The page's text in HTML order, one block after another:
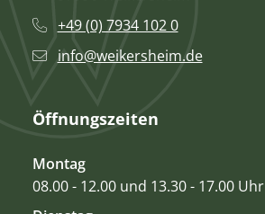
+49 (0) 7934 102 0
info@weikersheim.de
Öffnungszeiten
Montag
08.00 - 12.00 und 13.30 - 17.00 Uhr